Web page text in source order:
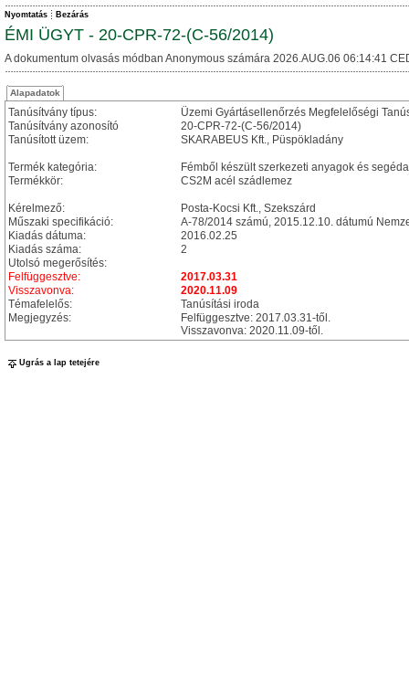
Nyomtatás Bezárás
ÉMI ÜGYT - 20-CPR-72-(C-56/2014)
A dokumentum olvasás módban Anonymous számára 2026.AUG.06 06:14:41
Alapadatok
Tanúsítvány típus:
Üzemi Gyártásellenőrzés Megfelelőségi
Tanúsítvány azonosító
20-CPR-72-(C-56/2014)
Tanúsított üzem:
SKARABEUS Kft., Püspökladány
Termék kategória:
Fémből készült szerkezeti anyagok és
Termékkör:
CS2M acél szádlemez
Kérelmező:
Posta-Kocsi Kft., Szekszárd
Műszaki specifikáció:
A-78/2014 számú, 2015.12.10. dátumú
Kiadás dátuma:
2016.02.25
Kiadás száma:
2
Utolsó megerősítés:
Felfüggesztve:
2017.03.31
Visszavonva:
2020.11.09
Témafelelős:
Tanúsítási iroda
Megjegyzés:
Felfüggesztve: 2017.03.31-től.
Visszavonva: 2020.11.09-től.
Ugrás a lap tetejére